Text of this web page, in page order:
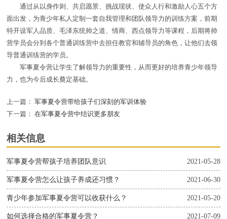
通过从以身作则、共启愿景、挑战现状、使众人行和激励人心五个方
面出发，为青少年私人定制一套自我管理和团队领导力的训练方案，前期
特开设军人品质、毛泽东统帅之道、情商、西点领导力等课程，后期将帅
营学员会分到各个普通训练营中去担任教官和辅导员的角色，让他们去领
导普通训练营的学员。
军事夏令营让学生了解领导力的重要性，从而更好的培养青少年领导
力，也为今后成长奠定基础。
上一篇： 军事夏令营带给孩子们深刻的军训体验
下一篇： 在军事夏令营中结识更多朋友
相关信息
2021-05-28
军事夏令营帮孩子培养团队意识
2021-06-30
军事夏令营怎么让孩子养成还习惯？
2021-05-20
青少年参加军事夏令营可以收获什么？
2021-07-09
如何选择合格的军事夏令营？